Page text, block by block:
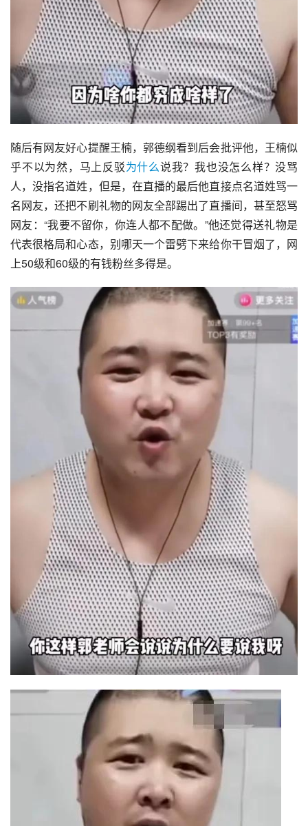
随后有网友好心提醒王楠，郭德纲看到后会批评他，王楠似
乎不以为然，马上反驳为什么说我？我也没怎么样？没骂
人，没指名道姓，但是，在直播的最后他直接点名道姓骂一
名网友，还把不刷礼物的网友全部踢出了直播间，甚至怒骂
网友：“我要不留你，你连人都不配做。”他还觉得送礼物是
代表很格局和心态，别哪天一个雷劈下来给你干冒烟了，网
上50级和60级的有钱粉丝多得是。